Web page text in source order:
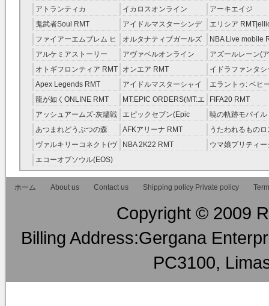
ウオ) RMT
アトランティカ
RMT|Atlantica RMT
イカロスオンライン
RMT（予約制）
アーキエイジ
RMT|ArcheAge
約制）
鬼武者Soul RMT
アイドルマスターシンデ
レラガールズ(モバマス)
RMT
エリシア
RMT
ファイアーエムブレム ヒ
ーローズ(FEヒーローズ)
RMT
オルタナティブガールズ
RMT
NBA Live mobile
アルケミアストーリー
（アルスト） RMT
アヴァベルオンライン
RMT
アズールレーン(
RMT
オトギフロンティア RMT オンエア RMT
イドラファンタシ
ーサーガ RMT
Apex Legends RMT
アイドルマスターシャイ
ニーカラーズ(シャニマス)
RMT
エラントゥ: ベヒ
ピリット RMT
龍が如くONLINE RMT
MT:EPIC ORDERS(MT:エ
ピック・オーダーズ)
RMT
FIFA20 RMT
アッシュアームズ‐灰燼戦
線 RMT
エピックセブン(Epic
Seven) RMT
暁の軌跡モバイル
伝説 ） RMT
あつまれどうぶつの森
RMT
AFKアリーナ RMT
うたわれるもの
ラグ(ロスフラ)
ヴァルキリーコネクト(ヴ
ァルコネ) RMT
NBA 2K22 RMT
ウマ娘プリティー
エコーオブソウル(EOS)
RMT
ホーム
About us Contact us Shipping policy Private policy
Copyright © 2009
Billing Address:Gergana
PC3100,